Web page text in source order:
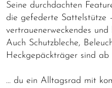
Seine durchdachten
die gefederte Sattelstütze
vertrauenerweckendes
Auch Schutzbleche,
Heckgepäckträger sind ab
… du ein Alltagsrad mit